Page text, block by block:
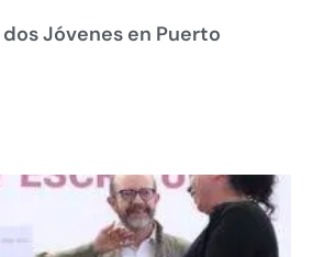
Jóvenes en Puerto